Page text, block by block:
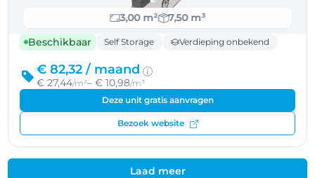
3,00 m²
7,50 m³
Beschikbaar
Self Storage Verdieping onbekend
€ 82,32 / maand
€ 27,44/m²– € 10,98/m³
Deze unit gratis aanvragen
Bezoek website
Laad meer